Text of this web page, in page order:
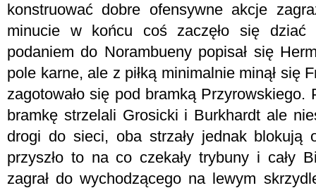
konstruować dobre ofensywne akcje
minucie w końcu coś zaczęło się dziać
podaniem do Norambueny popisał się
pole karne, ale z piłką minimalnie minął się
zagotowało się pod bramką
bramkę strzelali Grosicki i Burkhardt ale
drogi do sieci, oba strzały jednak blokują
przyszło to na co czekały trybuny i cały
zagrał do wychodzącego na lewym